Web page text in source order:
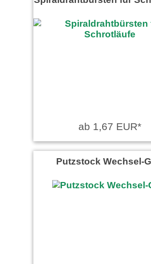
ab 1,67 EUR*
Putzstock Wechsel-